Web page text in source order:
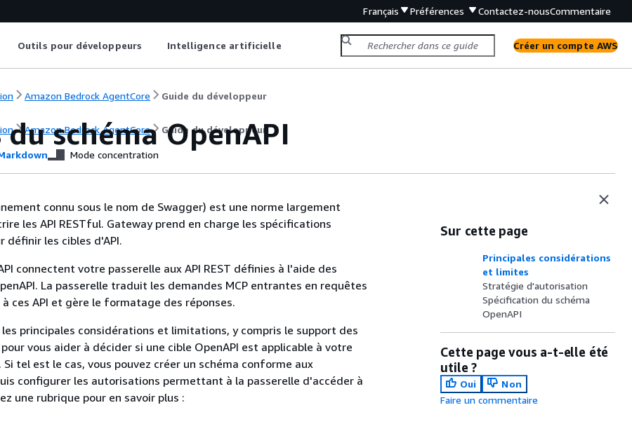
Français Préférences Contactez-nousCommentaire
Outils pour développeurs Intelligence artificielle Créer un compte AWS
Amazon Bedrock AgentCore Guide du développeur
Amazon Bedrock AgentCore Guide du développeur
du schéma OpenAPI
Mode concentration
connu sous le nom de Swagger) est une norme largement
les API RESTful. Gateway prend en charge les spécifications
définir les cibles d'API.
connectent votre passerelle aux API REST définies à l'aide des
La passerelle traduit les demandes MCP entrantes en requêtes
ces API et gère le formatage des réponses.
les principales considérations et limitations, y compris le support des
vous aider à décider si une cible OpenAPI est applicable à votre
tel est le cas, vous pouvez créer un schéma conforme aux
configurer les autorisations permettant à la passerelle d'accéder à
une rubrique pour en savoir plus :
Sur cette page
Principales considérations
et limites
Stratégie d'autorisation
Spécification du schéma
OpenAPI
Cette page vous a-t-elle été
utile ?
Oui
Non
Faire un commentaire